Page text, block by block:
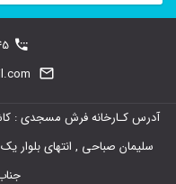
آدرس کـارخانه فرش مسجدی :